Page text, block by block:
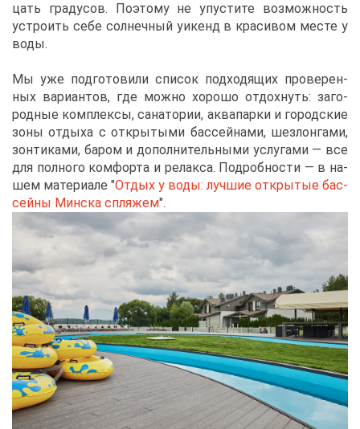
цать гра­ду­сов. По­это­му не упу­сти­те воз­мож­ность
устро­ить се­бе сол­неч­ный уи­кенд в кра­си­вом ме­сте у
во­ды.
Мы уже под­го­то­ви­ли спи­сок под­хо­дя­щих про­ве­рен­
ных ва­ри­ан­тов, где мож­но хо­ро­шо от­дох­нуть: за­го­
род­ные ком­плек­сы, са­на­то­рии, ак­ва­пар­ки и го­род­ские
зо­ны от­ды­ха с от­кры­ты­ми бас­сей­на­ми, шез­лон­га­ми,
зон­ти­ка­ми, ба­ром и до­пол­ни­тель­ны­ми услу­га­ми — все
для пол­но­го ком­фор­та и ре­лак­са. По­дроб­но­сти — в на­
шем ма­те­ри­а­ле "От­дых у во­ды: луч­шие от­кры­тые бас­
сей­ны Мин­ска спля­жем".